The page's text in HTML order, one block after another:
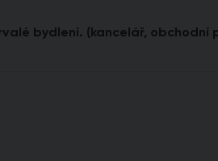
bydlení. (kancelář, obchodní